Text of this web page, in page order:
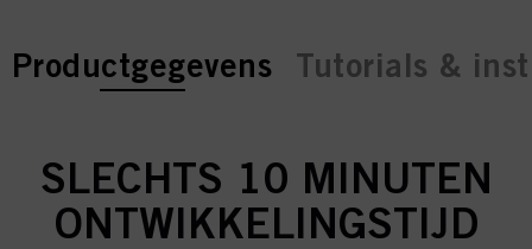
current tab:
current tab:
Productgegevens Tutorials &
SLECHTS 10 MINUTEN
ONTWIKKELINGSTIJD